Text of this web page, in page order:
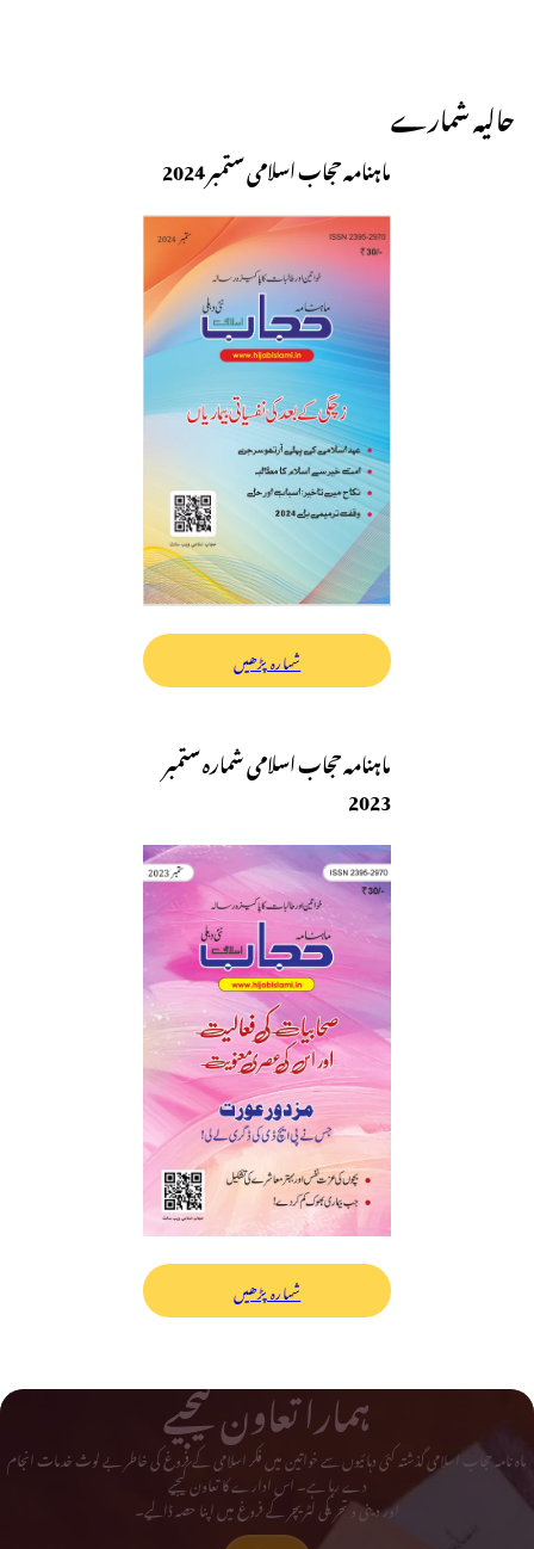
حالیہ شمارے
ماہنامہ حجاب اسلامی ستمبر 2024
شمارہ پڑھیں
ماہنامہ حجاب اسلامی شمارہ ستمبر
2023
شمارہ پڑھیں
ہمارا تعاون کیجیے
ماہ نامہ حجاب اسلامی گذشتہ کئی دہائیوں سے خواتین میں فکر اسلامی کے فروغ کی خاطر بے لوث خدمات انجام
دے رہا ہے۔ اس ادارے کا تعاون کیجیے
اور دینی و تحریکی لٹریچر کے فروغ میں اپنا حصہ ڈالیے۔